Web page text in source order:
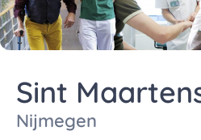
Sint
Nijmegen